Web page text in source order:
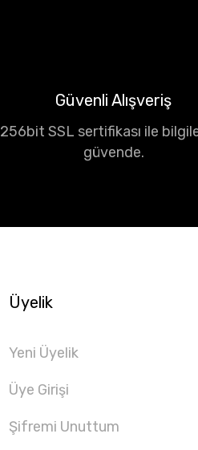
Güvenli Alışveriş
256bit SSL sertifikası ile
güvende.
Üyelik
Yeni Üyelik
Üye Girişi
Şifremi Unuttum